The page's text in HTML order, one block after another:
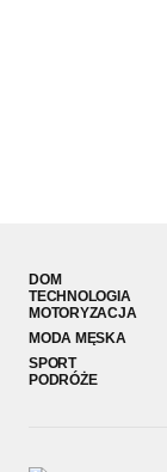
DOM
TECHNOLOGIA
MOTORYZACJA
MODA MĘSKA
SPORT
PODRÓŻE